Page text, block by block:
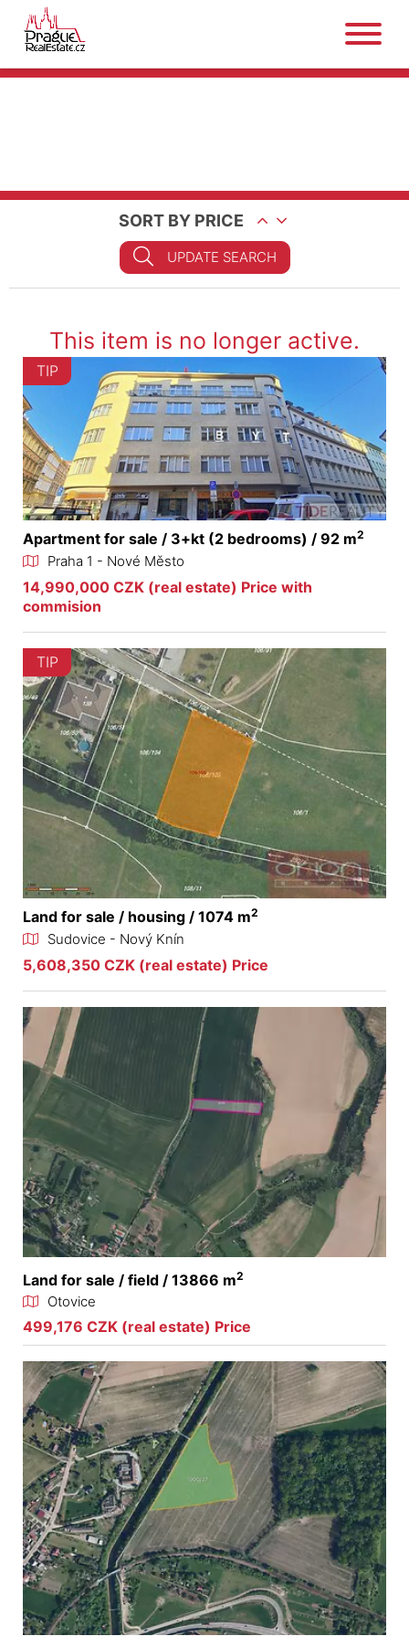
SORT BY PRICE
UPDATE SEARCH
This item is no longer active.
TIP
Apartment for sale / 3+kt (2 bedrooms) / 92 m2
Praha 1 - Nové Město
14,990,000 CZK (real estate) Price with
commision
TIP
Land for sale / housing / 1074 m2
Sudovice - Nový Knín
5,608,350 CZK (real estate) Price
Land for sale / field / 13866 m2
Otovice
499,176 CZK (real estate) Price